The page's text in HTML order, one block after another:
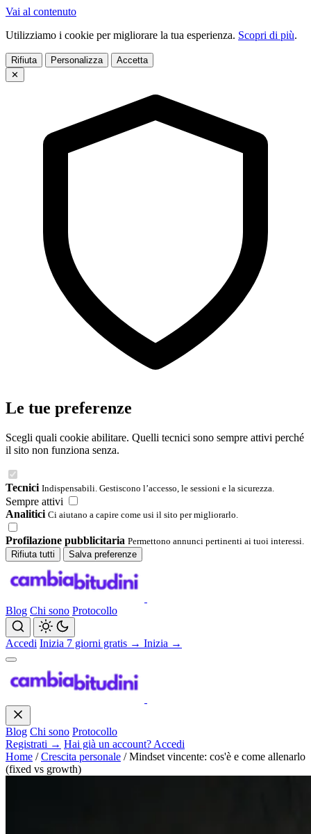
Vai al contenuto
Utilizziamo i cookie per migliorare la tua esperienza. Scopri di più.
Rifiuta Personalizza
Accetta
✕
Le tue preferenze
Scegli quali cookie abilitare. Quelli tecnici sono sempre attivi perché
il sito non funziona senza.
Tecnici Indispensabili. Gestiscono l’accesso, le sessioni e la sicurezza.
Sempre attivi
Analitici Ci aiutano a capire come usi il sito per migliorarlo.
Profilazione pubblicitaria Permettono annunci pertinenti ai tuoi interessi.
Rifiuta tutti
Salva preferenze
Blog Chi sono Protocollo
Accedi Inizia 7 giorni gratis → Inizia →
Blog Chi sono Protocollo
Registrati → Hai già un account? Accedi
Home / Crescita personale / Mindset vincente: cos'è e come allenarlo
(fixed vs growth)